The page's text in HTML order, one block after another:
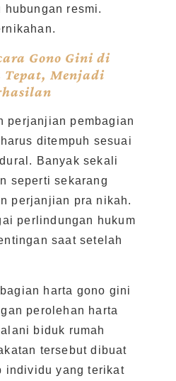
hubungan resmi.
Gono Gini di
Tepat, Menjadi
perjanjian pembagian
ditempuh sesuai
Banyak sekali
seperti sekarang
perjanjian pra nikah.
perlindungan hukum
saat setelah
harta gono gini
perolehan harta
biduk rumah
tersebut dibuat
individu yang terikat